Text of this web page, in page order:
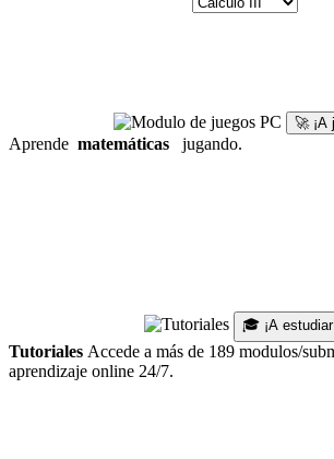
🚀 ¡A
Aprende matemáticas jugando.
🎓 ¡A
Tutoriales Accede a más de 189 modulos/
aprendizaje online 24/7.